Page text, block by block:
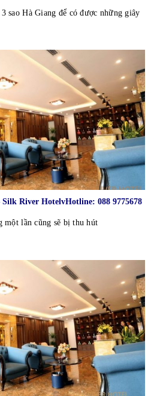
sao Hà Giang để có được những giây
River HotelvHotline: 088 9775678
một lần cũng sẽ bị thu hút